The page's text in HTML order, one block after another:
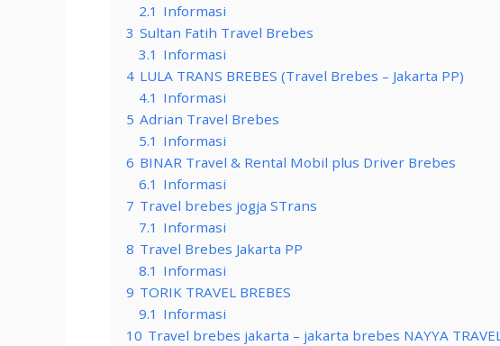
2.1 Informasi
3 Sultan Fatih Travel Brebes
3.1 Informasi
4 LULA TRANS BREBES (Travel Brebes – Jakarta PP)
4.1 Informasi
5 Adrian Travel Brebes
5.1 Informasi
6 BINAR Travel & Rental Mobil plus Driver Brebes
6.1 Informasi
7 Travel brebes jogja STrans
7.1 Informasi
8 Travel Brebes Jakarta PP
8.1 Informasi
9 TORIK TRAVEL BREBES
9.1 Informasi
10 Travel brebes jakarta – jakarta brebes NAYYA TRAVEL